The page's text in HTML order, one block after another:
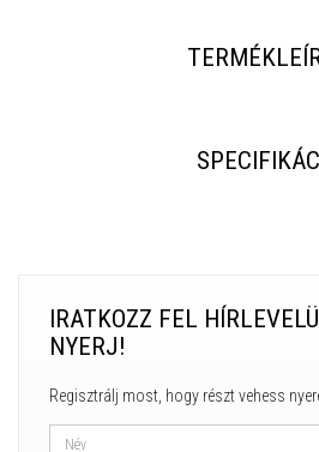
IRATKOZZ FEL
NYERJ!
Regisztrálj most, hogy részt vehess